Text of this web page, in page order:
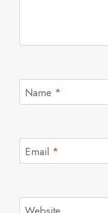
Name *
Email *